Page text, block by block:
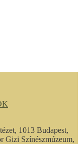
1013 Budapest,
Gizi Színészmúzeum,